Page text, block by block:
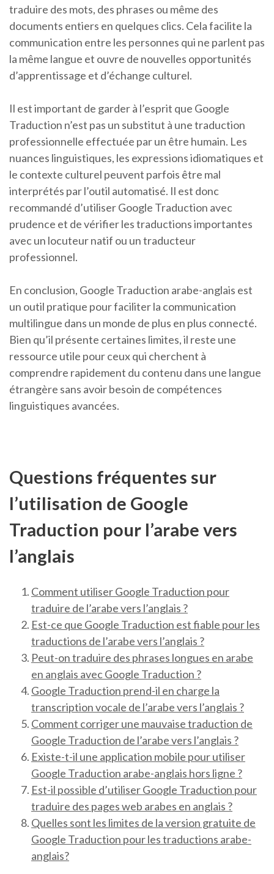
traduire des mots, des phrases ou même des
documents entiers en quelques clics. Cela facilite la
communication entre les personnes qui ne parlent pas
la même langue et ouvre de nouvelles opportunités
d’apprentissage et d’échange culturel.
Il est important de garder à l’esprit que Google
Traduction n’est pas un substitut à une traduction
professionnelle effectuée par un être humain. Les
nuances linguistiques, les expressions idiomatiques et
le contexte culturel peuvent parfois être mal
interprétés par l’outil automatisé. Il est donc
recommandé d’utiliser Google Traduction avec
prudence et de vérifier les traductions importantes
avec un locuteur natif ou un traducteur
professionnel.
En conclusion, Google Traduction arabe-anglais est
un outil pratique pour faciliter la communication
multilingue dans un monde de plus en plus connecté.
Bien qu’il présente certaines limites, il reste une
ressource utile pour ceux qui cherchent à
comprendre rapidement du contenu dans une langue
étrangère sans avoir besoin de compétences
linguistiques avancées.
Questions fréquentes sur
l’utilisation de Google
Traduction pour l’arabe vers
l’anglais
Comment utiliser Google Traduction pour
traduire de l’arabe vers l’anglais ?
Est-ce que Google Traduction est fiable pour les
traductions de l’arabe vers l’anglais ?
Peut-on traduire des phrases longues en arabe
en anglais avec Google Traduction ?
Google Traduction prend-il en charge la
transcription vocale de l’arabe vers l’anglais ?
Comment corriger une mauvaise traduction de
Google Traduction de l’arabe vers l’anglais ?
Existe-t-il une application mobile pour utiliser
Google Traduction arabe-anglais hors ligne ?
Est-il possible d’utiliser Google Traduction pour
traduire des pages web arabes en anglais ?
Quelles sont les limites de la version gratuite de
Google Traduction pour les traductions arabe-
anglais?